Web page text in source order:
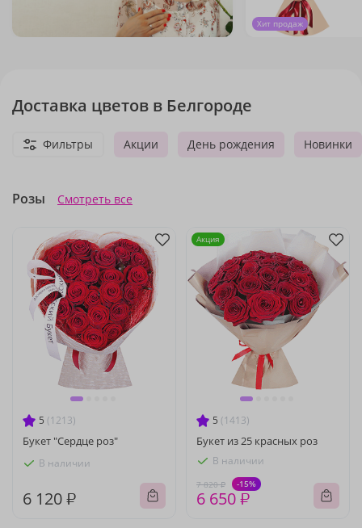
Хит продаж
Доставка цветов в Белгороде
Акции День рождения Новинки
Фильтры
Розы Смотреть все
5 (1213)
Букет "Сердце роз"
В наличии
6 120 ₽
5 (1413)
Букет из 25 красных роз
В наличии
7 820 ₽ -15%
6 650 ₽
Акция